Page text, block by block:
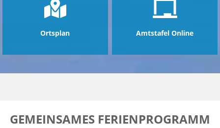
Ortsplan Amtstafel Online
GEMEINSAMES FERIENPROGRAMM